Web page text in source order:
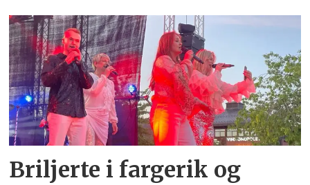
Briljerte i fargerik og